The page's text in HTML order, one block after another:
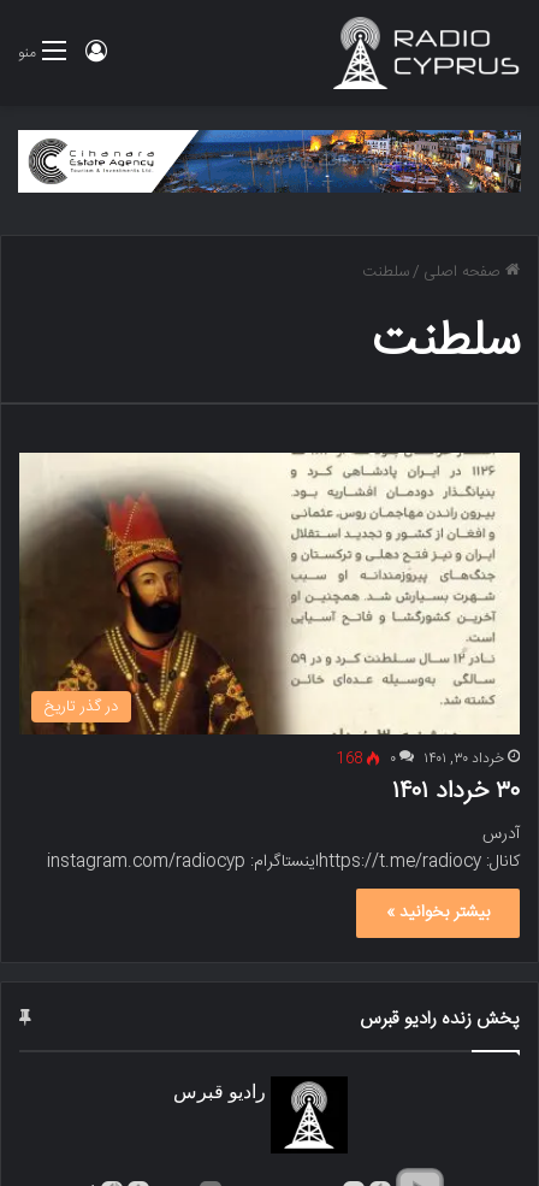
منو ورود
صفحه اصلی /سلطنت
سلطنت
در گذر تاریخ
خرداد ۳۰, ۱۴۰۱ ۰ 168
۳۰ خرداد ۱۴۰۱
آدرس
کانال: https://t.me/radiocyاینستاگرام: instagram.com/radiocyp
بیشتر بخوانید »
پخش زنده رادیو قبرس
رادیو قبرس